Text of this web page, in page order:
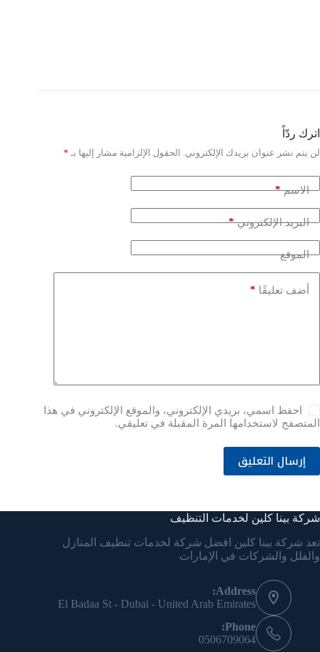
اترك ردّاً
لن يتم نشر عنوان بريدك الإلكتروني. الحقول الإلزامية مشار إليها بـ *
الاسم*
البريد الإلكتروني*
الموقع
أضف تعليقًا *
احفظ اسمي، بريدي الإلكتروني، والموقع الإلكتروني في هذا
المتصفح لاستخدامها المرة المقبلة في تعليقي.
إرسال التعليق
شركة بينا كلين لخدمات التنظيف
تعد شركة بينا كلين افضل شركة لخدمات تنظيف المنازل
والفلل والشركات في الإمارات
Address:
El Badaa St - Dubai - United Arab Emirates
Phone:
‎0506709064